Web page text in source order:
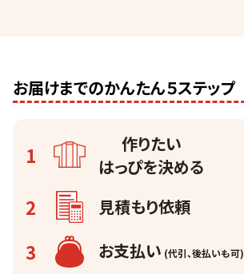
お届けまでのかんたん５ステップ
1
作りたい
はっぴを決める
2 見積もり依頼
3 お支払い (代引、後払いも可)